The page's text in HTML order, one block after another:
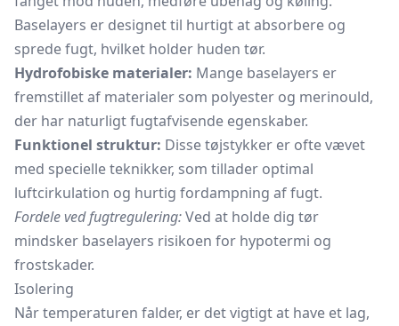
Baselayers er designet til hurtigt at absorbere og
sprede fugt, hvilket holder huden tør.
Hydrofobiske materialer: Mange baselayers er
fremstillet af materialer som polyester og merinould,
der har naturligt fugtafvisende egenskaber.
Funktionel struktur: Disse tøjstykker er ofte vævet
med specielle teknikker, som tillader optimal
luftcirkulation og hurtig fordampning af fugt.
Fordele ved fugtregulering:Ved at holde dig tør
mindsker baselayers risikoen for hypotermi og
frostskader.
Isolering
Når temperaturen falder, er det vigtigt at have et lag,